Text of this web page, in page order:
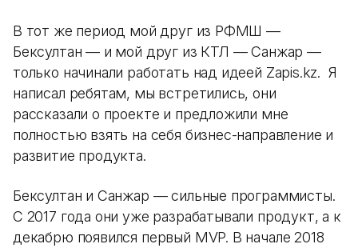
В тот же период мой друг из РФМШ —
Бексултан — и мой друг из КТЛ — Санжар —
только начинали работать над идеей Zapis.kz. Я
написал ребятам, мы встретились, они
рассказали о проекте и предложили мне
полностью взять на себя бизнес-направление и
развитие продукта.
Бексултан и Санжар — сильные программисты.
С 2017 года они уже разрабатывали продукт, а к
декабрю появился первый MVP. В начале 2018